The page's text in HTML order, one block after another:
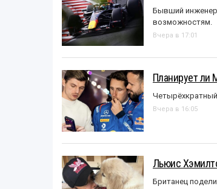
Бывший инженер
возможностям.
Вчера в 17:01
Планирует ли
Вчера в 16:05
Льюис
Британец